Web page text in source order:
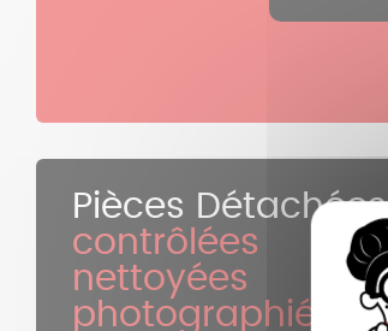
Pièces Détachées
contrôlées
nettoyées
photographiées